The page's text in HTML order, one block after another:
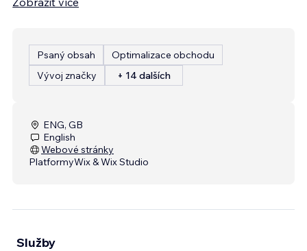
Psaný obsah
Optimalizace obchodu
Vývoj značky
+ 14 dalších
ENG, GB
English
Webové stránky
PlatformyWix & Wix Studio
Služby